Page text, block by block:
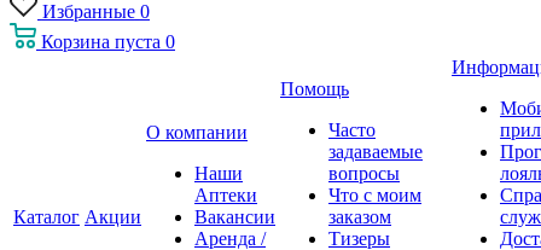
Избранные 0
Корзина пуста 0
Каталог Акции
О компании
Наши
Аптеки
Вакансии
Аренда /
Помощь
Часто
задаваемые
вопросы
Что с моим
заказом
Тизеры